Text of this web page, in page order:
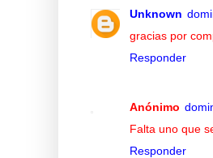
Unknown
gracias por
Responder
Anónimo
Falta uno que
Responder